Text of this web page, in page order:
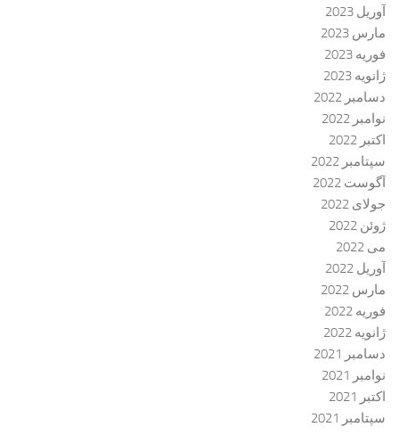
آوریل 2023
مارس 2023
فوریه 2023
ژانویه 2023
دسامبر 2022
نوامبر 2022
اکتبر 2022
سپتامبر 2022
آگوست 2022
جولای 2022
ژوئن 2022
می 2022
آوریل 2022
مارس 2022
فوریه 2022
ژانویه 2022
دسامبر 2021
نوامبر 2021
اکتبر 2021
سپتامبر 2021